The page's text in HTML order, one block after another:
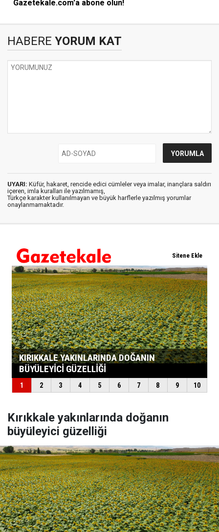
Gazetekale.com'a abone olun!
HABERE YORUM KAT
UYARI: Küfür, hakaret, rencide edici cümleler veya imalar, inançlara saldırı
içeren, imla kuralları ile yazılmamış,
Türkçe karakter kullanılmayan ve büyük harflerle yazılmış yorumlar
onaylanmamaktadır.
Kırıkkale yakınlarında doğanın
büyüleyici güzelliği